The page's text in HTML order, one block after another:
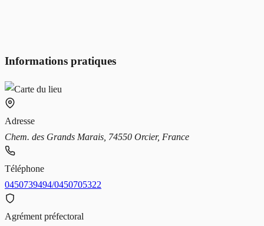
Informations pratiques
Adresse
Chem. des Grands Marais, 74550 Orcier, France
Téléphone
0450739494/0450705322
Agrément préfectoral